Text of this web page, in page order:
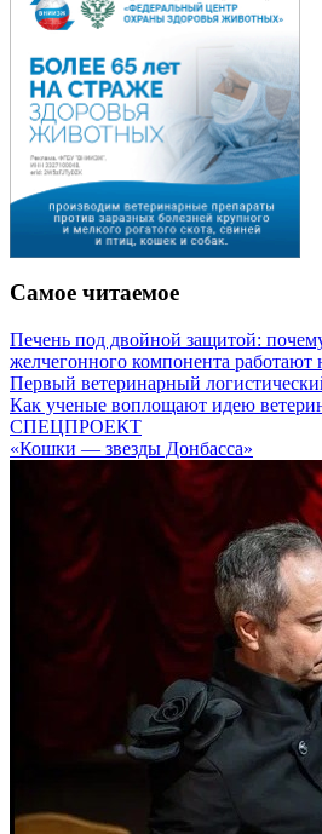
Самое читаемое
Печень под двойной защитой:
желчегонного компонента
Первый ветеринарный
Как ученые воплощают идею
СПЕЦПРОЕКТ
«Кошки — звезды Донбасса»